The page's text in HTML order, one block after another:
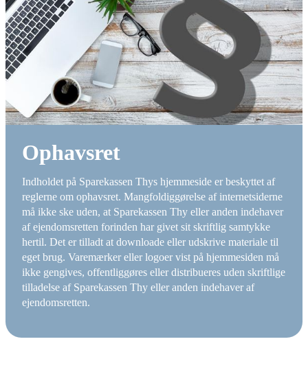
Ophavsret
Indholdet på Sparekassen Thys hjemmeside er beskyttet af
reglerne om ophavsret. Mangfoldiggørelse af internetsiderne
må ikke ske uden, at Sparekassen Thy eller anden indehaver
af ejendomsretten forinden har givet sit skriftlig samtykke
hertil. Det er tilladt at downloade eller udskrive materiale til
eget brug. Varemærker eller logoer vist på hjemmesiden må
ikke gengives, offentliggøres eller distribueres uden skriftlige
tilladelse af Sparekassen Thy eller anden indehaver af
ejendomsretten.